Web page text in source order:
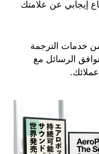
إيجابي عن علامتك
خدمات الترجمة
الرسائل مع
عملائك.